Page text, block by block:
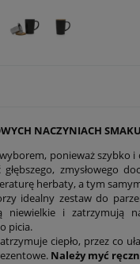
NACZYNIACH
ponieważ szybko
zmysłowego
herbaty, a tym
idealny zestaw do
niewielkie i zatrzymują
picia.
ciepło, przez co
Należy myć